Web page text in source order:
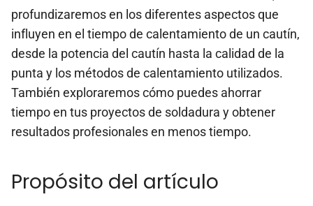
profundizaremos en los diferentes aspectos que
influyen en el tiempo de calentamiento de un cautín,
desde la potencia del cautín hasta la calidad de la
punta y los métodos de calentamiento utilizados.
También exploraremos cómo puedes ahorrar
tiempo en tus proyectos de soldadura y obtener
resultados profesionales en menos tiempo.
Propósito del artículo